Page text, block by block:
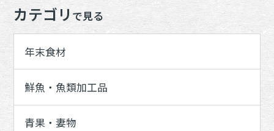
カテゴリ で見る
年末食材
鮮魚・魚類加工品
青果・妻物